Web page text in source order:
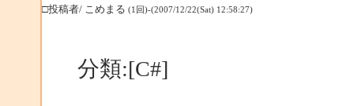
□投稿者/ こめまる (1回)-(2007/12/22(Sat) 12:58:27)
分類:[C#]